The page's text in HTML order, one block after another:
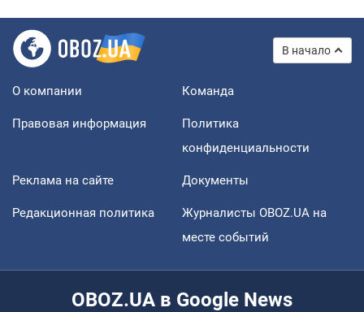
В начало
О компании Команда
Правовая информация
Политика
конфиденциальности
Реклама на сайте Документы
Редакционная политика
Журналисты OBOZ.UA на
месте событий
OBOZ.UA в Google News